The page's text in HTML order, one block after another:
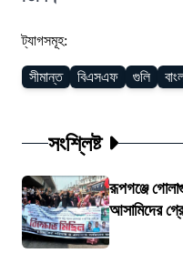
ট্যাগসমূহ:
সীমান্ত বিএসএফ গুলি
সংশ্লিষ্ট
রূপগঞ্জে
আসামিদের